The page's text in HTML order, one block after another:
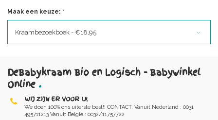
Maak een keuze: *
Kraambezoekboek - €18,95
DeBabykraam Bio en Logisch - Babywinkel
Online .
WIJ ZIJN ER VOOR U!
We doen 100% ons uiterste best!! CONTACT: Vanuit Nederland : 0031
495711213 Vanuit Belgie : 0032/11757722